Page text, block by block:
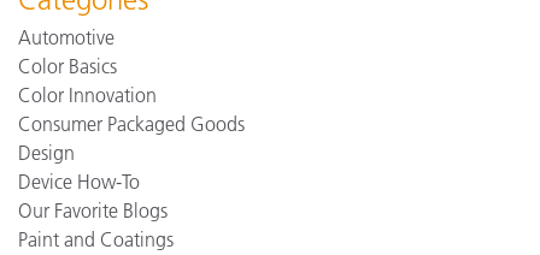
Automotive
Color Basics
Color Innovation
Consumer Packaged Goods
Design
Device How-To
Our Favorite Blogs
Paint and Coatings